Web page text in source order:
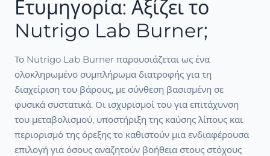
Ετυμηγορία: Αξίζει το
Nutrigo Lab Burner;
Το Nutrigo Lab Burner παρουσιάζεται ως ένα
ολοκληρωμένο συμπλήρωμα διατροφής για τη
διαχείριση του βάρους, με σύνθεση βασισμένη σε
φυσικά συστατικά. Οι ισχυρισμοί του για επιτάχυνση
του μεταβολισμού, υποστήριξη της καύσης λίπους και
περιορισμό της όρεξης το καθιστούν μια ενδιαφέρουσα
επιλογή για όσους αναζητούν βοήθεια στους στόχους